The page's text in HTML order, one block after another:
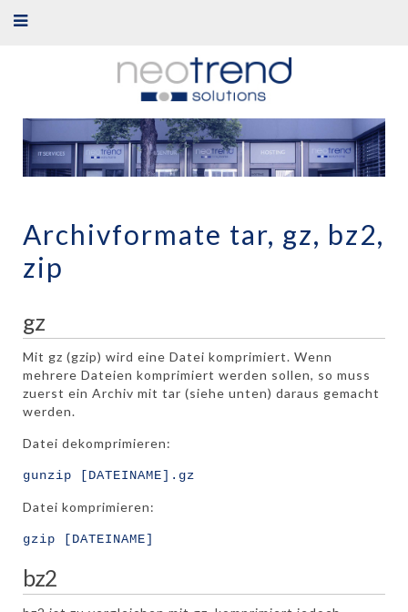
Archivformate tar, gz, bz2,
zip
gz
Mit gz (gzip) wird eine Datei komprimiert. Wenn
mehrere Dateien komprimiert werden sollen, so muss
zuerst ein Archiv mit tar (siehe unten) daraus gemacht
werden.
Datei dekomprimieren:
gunzip [DATEINAME].gz
Datei komprimieren:
gzip [DATEINAME]
bz2